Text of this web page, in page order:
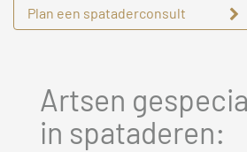
Plan een spataderconsult
Artsen
in spataderen: